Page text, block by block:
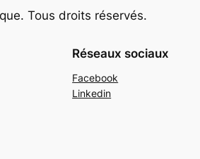
Tous droits réservés.
Réseaux sociaux
Facebook
Linkedin